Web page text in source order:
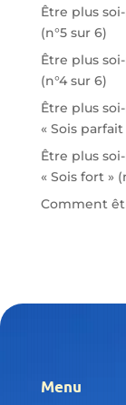
Être plus
(n°5 sur 6)
Être plus
(n°4 sur 6)
Être plus
« Sois parfait
Être plus
« Sois fort »
Comment
Menu